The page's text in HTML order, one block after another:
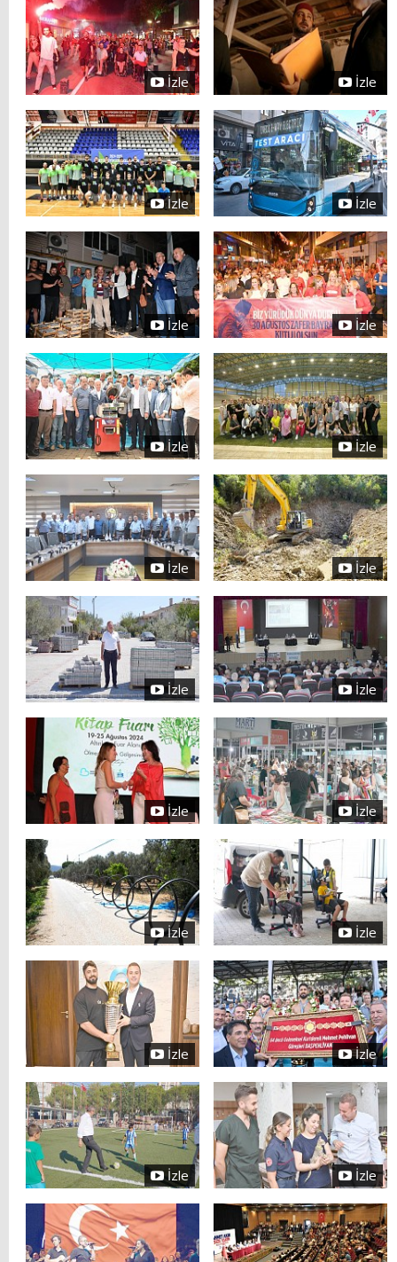
İzle İzle
İzle İzle
İzle İzle
İzle İzle
İzle İzle
İzle İzle
İzle İzle
İzle İzle
İzle İzle
İzle İzle